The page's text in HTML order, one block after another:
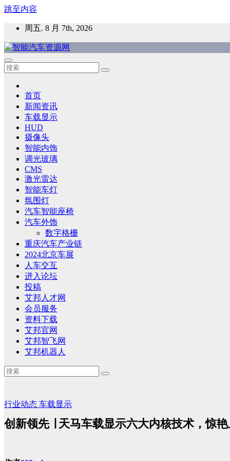
跳至内容
周五. 8 月 7th, 2026
智能汽车资源网
智能表面，智能内饰，新能源汽车，HMI，人车交互，智能车
首页
新闻资讯
车载显示
HUD
摄像头
智能内饰
调光玻璃
CMS
激光雷达
智能车灯
氛围灯
汽车智能座椅
汽车外饰
数字格栅
重庆汽车产业链
2024北京车展
人车交互
进入论坛
投稿
艾邦人才网
会员服务
资料下载
艾邦官网
艾邦智飞网
艾邦机器人
行业动态 车载显示
创新领先 ∣ 天马车载显示六大内核技术，惊